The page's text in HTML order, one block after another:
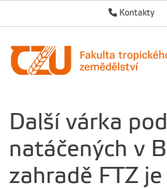
Kontakty
Další várka
natáčených v
zahradě FTZ